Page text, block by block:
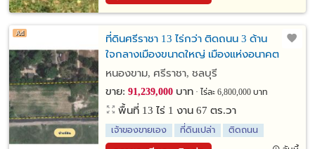
ที่ดินศรีราชา 13 ไร่กว่า ติดถนน 3 ด้าน
ใจกลางเมืองขนาดใหญ่ เมืองแห่งอนาคต
หนองขาม, ศรีราชา, ชลบุรี
ขาย: 91,239,000บาท ไร่ละ 6,800,000 บาท
พื้นที่ 13 ไร่ 1 งาน 67 ตร.วา
เจ้าของขายเอง ที่ดินเปล่า ติดถนน